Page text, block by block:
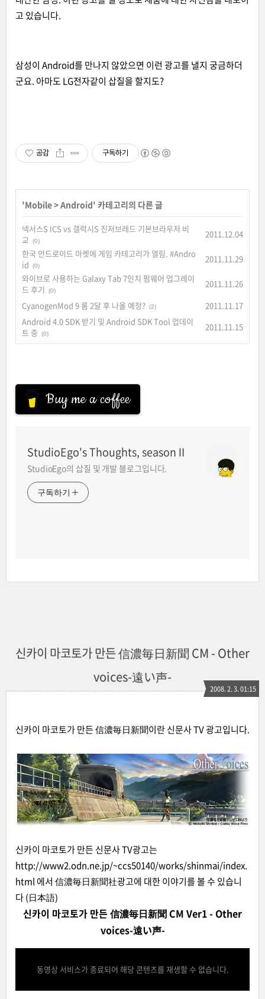
고 있습니다.
삼성이 Android를 만나지 않았으면 이런 광고를 낼지 궁금하더
군요. 아마도 LG전자같이 삽질을 할지도?
공감 구독하기
'Mobile>Android' 카테고리의 다른 글
넥서스S ICS vs 갤럭시S 진저브레드 기본브라우저 비
교
(0)
2011.12.04
한국 안드로이드 마켓에 게임 카테고리가 열림. #Andro
id
(0)
2011.11.29
와이브로 사용하는 Galaxy Tab 7인치 펌웨어 업그레이
드 후기
(0)
2011.11.26
CyanogenMod 9 롬 2달 후 나올 예정? (2)
2011.11.17
Android 4.0 SDK 받기 및 Android SDK Tool 업데이
트 중
(0)
2011.11.15
Buy me a coffee
StudioEgo's Thoughts, seasonⅡ
StudioEgo의 삽질 및 개발 블로그입니다.
구독하기
신카이 마코토가 만든 信濃毎日新聞 CM - Other
voices-遠い声-
2008. 2. 3. 01:15
신카이 마코토가 만든 信濃毎日新聞이란 신문사 TV 광고입니다.
신카이 마코토가 만든 신문사 TV광고는
http://www2.odn.ne.jp/~ccs50140/works/shinmai/index.
html에서 信濃毎日新聞社광고에 대한 이야기를 볼 수 있습니
다 (日本語)
신카이 마코토가 만든 信濃毎日新聞 CM Ver1 - Other
voices-遠い声-
동영상 서비스가 종료되어 해당 콘텐츠를 재생할 수 없습니다.